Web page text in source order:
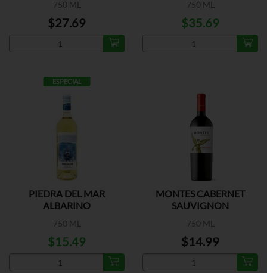
750 ML
$27.69
750 ML
$35.69
ESPECIAL
PIEDRA DEL MAR
ALBARINO
750 ML
$15.49
MONTES CABERNET
SAUVIGNON
750 ML
$14.99